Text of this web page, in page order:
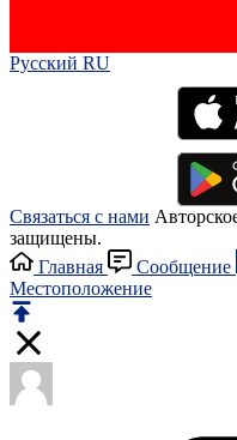
Русский RU‎
Связаться с нами
защищены.
Главная
Сообщение
Местоположение